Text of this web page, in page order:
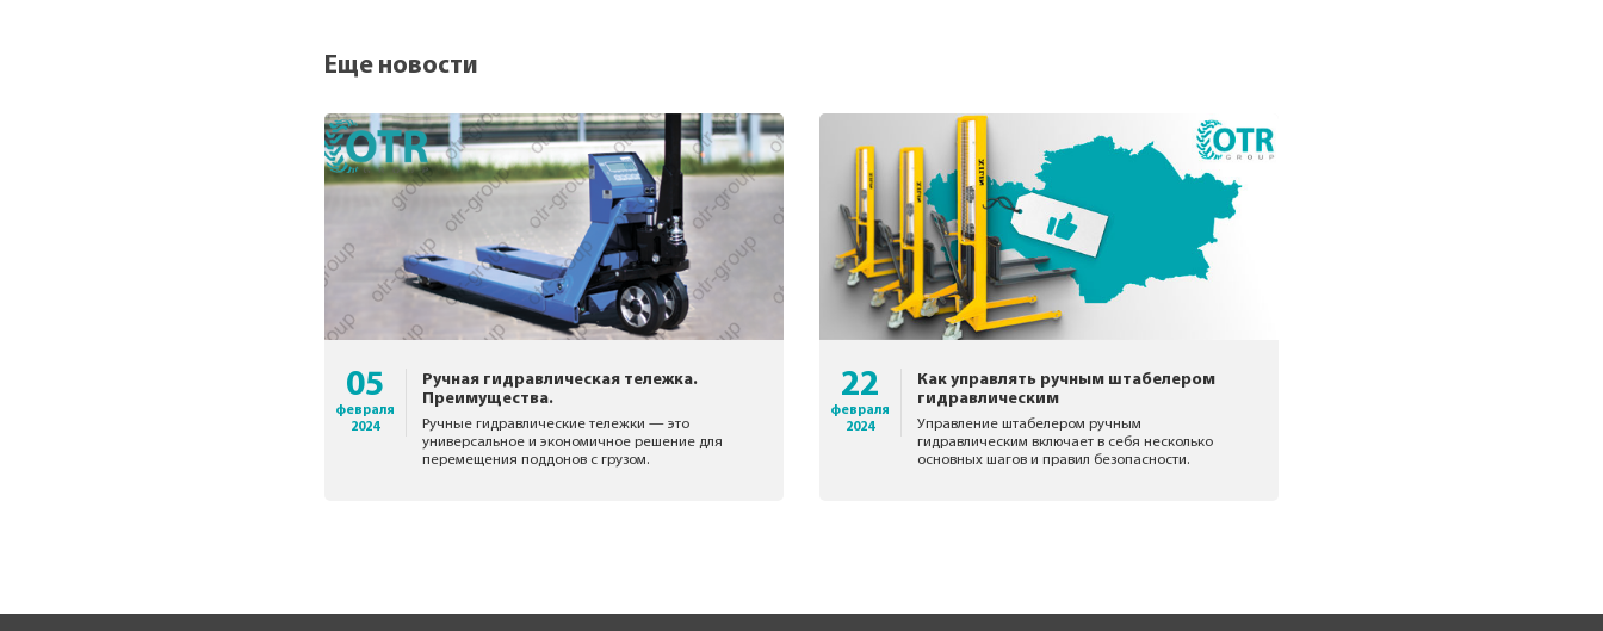
Еще новости
05
февраля
2024
Ручная гидравлическая тележка.
Преимущества.
Ручные гидравлические тележки — это
универсальное и экономичное решение для
перемещения поддонов с грузом.
22
февраля
2024
Как управлять ручным штабелером
гидравлическим
Управление штабелером ручным
гидравлическим включает в себя несколько
основных шагов и правил безопасности.